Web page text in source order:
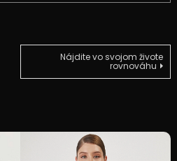
Nájdite vo svojom živote
rovnováhu